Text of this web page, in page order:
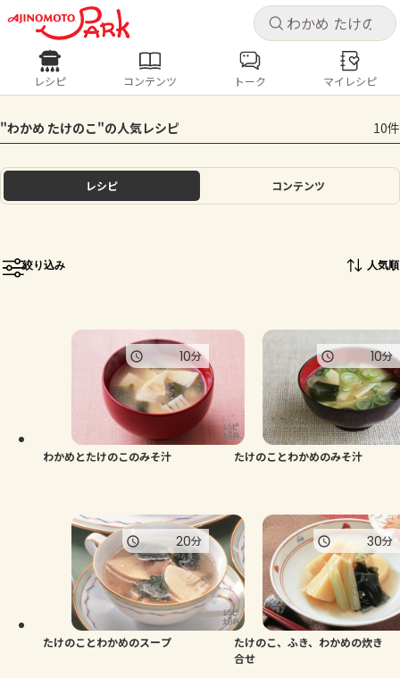
キャ
ログインするとレシピを保存できます
ログイン
ホーム
トーク
よくあるお問い合わせ
お買い物
キャ
レシピ コンテンツ
人気の食材・レシピ
きゅうり なす トマト とうもろこし
ピーマン
レシピ コンテンツ トーク マイレシピ
"わかめ たけのこ"の人気レシピ 10件
レシピ コンテンツ
絞り込み 人気順
わかめとたけのこのみそ汁
10分
たけのことわかめのみそ汁
10分
たけのことわかめのスープ
20分
たけのこ、ふき、わかめの炊き
合せ
30分